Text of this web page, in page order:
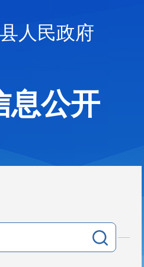
人民政府
息公开